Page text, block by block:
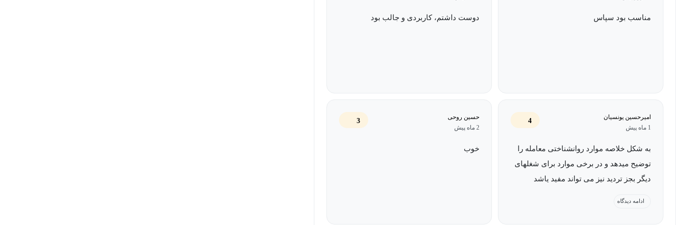
مناسب بود سپاس دوست داشتم، کاربردی و جالب بود
اميرحسين يونسيان
1 ماه پیش
4
به شکل خلاصه موارد روانشناختی معامله را
توضیح میدهد و در برخی موارد برای شغلهای
دیگر بجز تردید نیز می تواند مفید یاشد
ادامه دیدگاه
حسین روحی
2 ماه پیش
3
خوب